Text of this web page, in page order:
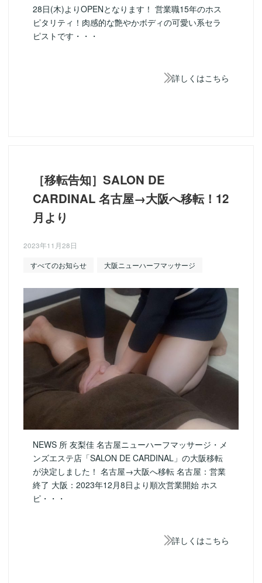
28日(木)よりOPENとなります！ 営業職15年のホス
ピタリティ！肉感的な艶やかボディの可愛い系セラ
ピストです・・・
詳しくはこちら
［移転告知］SALON DE
CARDINAL 名古屋→大阪へ移転！12
月より
2023年11月28日
すべてのお知らせ
大阪ニューハーフマッサージ
NEWS 所 友梨佳 名古屋ニューハーフマッサージ・メ
ンズエステ店「SALON DE CARDINAL」の大阪移転
が決定しました！ 名古屋→大阪へ移転 名古屋：営業
終了 大阪：2023年12月8日より順次営業開始 ホス
ピ・・・
詳しくはこちら